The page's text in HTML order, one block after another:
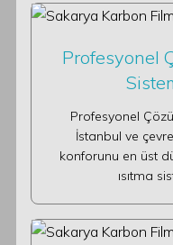
Profesyonel
Profesyonel
İstanbul ve
konforunu en üst
ısıtma